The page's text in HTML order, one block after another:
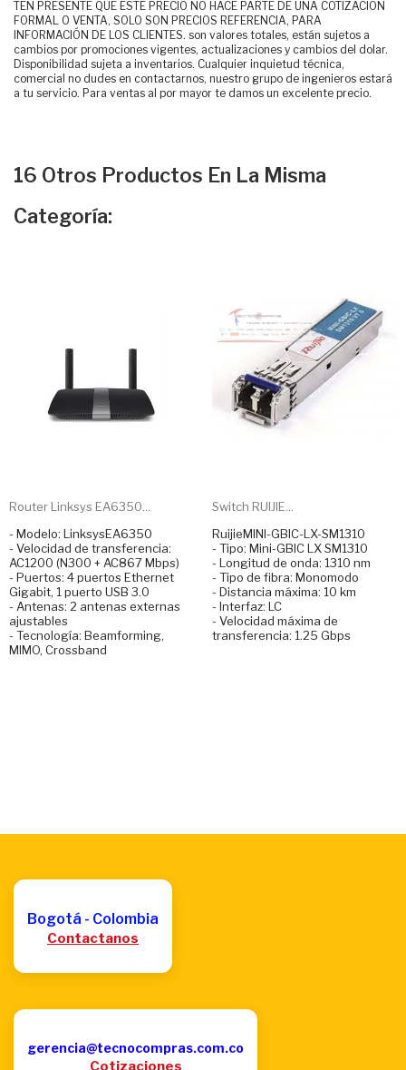
TEN PRESENTE QUE ESTE PRECIO NO HACE PARTE DE UNA COTIZACIÓN
FORMAL O VENTA, SOLO SON PRECIOS REFERENCIA, PARA
INFORMACIÓN DE LOS CLIENTES. son valores totales, están sujetos a
cambios por promociones vigentes, actualizaciones y cambios del dolar.
Disponibilidad sujeta a inventarios. Cualquier inquietud técnica,
comercial no dudes en contactarnos, nuestro grupo de ingenieros estará
a tu servicio. Para ventas al por mayor te damos un excelente precio.
16 Otros Productos En La Misma
Categoría:
Router Linksys EA6350...
- Modelo: LinksysEA6350
- Velocidad de transferencia:
AC1200 (N300 + AC867 Mbps)
- Puertos: 4 puertos Ethernet
Gigabit, 1 puerto USB 3.0
- Antenas: 2 antenas externas
ajustables
- Tecnología: Beamforming,
MIMO, Crossband
Switch RUIJIE...
RuijieMINI-GBIC-LX-SM1310
- Tipo: Mini-GBIC LX SM1310
- Longitud de onda: 1310 nm
- Tipo de fibra: Monomodo
- Distancia máxima: 10 km
- Interfaz: LC
- Velocidad máxima de
transferencia: 1.25 Gbps
Bogotá - Colombia
Contactanos
gerencia@tecnocompras.com.co
Cotizaciones